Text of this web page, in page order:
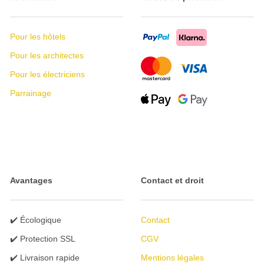
Pour les hôtels
Pour les architectes
Pour les électriciens
Parrainage
Avantages
✔️ Écologique
✔️ Protection SSL
✔️ Livraison rapide
Contact et droit
Contact
CGV
Mentions légales